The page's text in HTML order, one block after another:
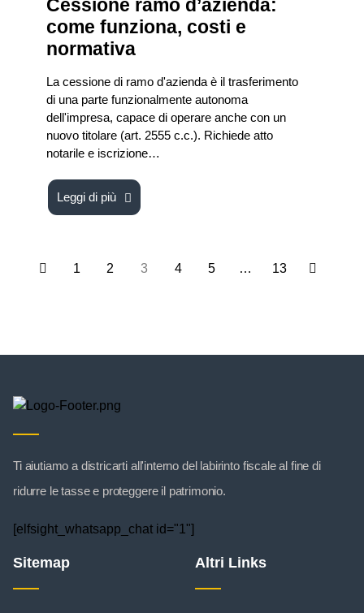
Cessione ramo d’azienda:
come funziona, costi e
normativa
La cessione di ramo d'azienda è il trasferimento
di una parte funzionalmente autonoma
dell'impresa, capace di operare anche con un
nuovo titolare (art. 2555 c.c.). Richiede atto
notarile e iscrizione…
Leggi di più
1 2 3 4 5 … 13
Ti aiutiamo a districarti all'interno del labirinto fiscale al fine di
ridurre le tasse e proteggere il patrimonio.
[elfsight_whatsapp_chat id="1"]
Sitemap Altri Links